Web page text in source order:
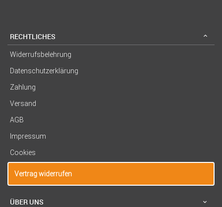
RECHTLICHES
Widerrufsbelehrung
Datenschutzerklärung
Zahlung
Versand
AGB
Impressum
Cookies
Vertrag widerrufen
ÜBER UNS